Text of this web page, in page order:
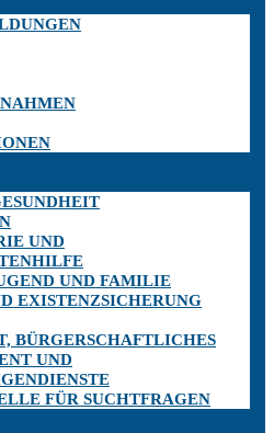
UND
UND FAMILIE
EXISTENZSICHERUNG
BÜRGERSCHAFTLICHES
UND
FÜR SUCHTFRAGEN